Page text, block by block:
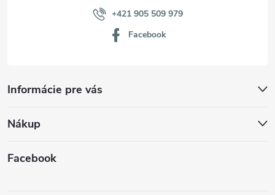
Informácie pre vás
Nákup
+421 905 509 979
Facebook
Facebook